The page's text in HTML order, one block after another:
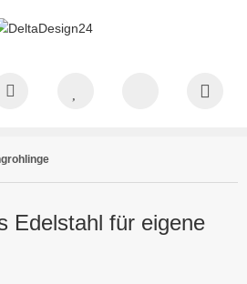
Edelstahl für eigene